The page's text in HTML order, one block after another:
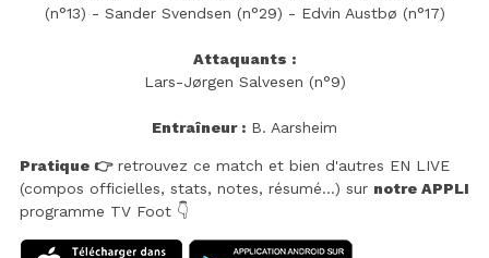
(n°13) - Sander Svendsen (n°29) - Edvin Austbø (n°17)
Attaquants :
Lars-Jørgen Salvesen (n°9)
Entraîneur : B. Aarsheim
Pratique 👉retrouvez ce match et bien d'autres EN LIVE
(compos officielles, stats, notes, résumé...) sur notre APPLI
programme TV Foot 👇